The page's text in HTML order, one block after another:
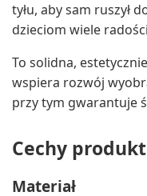
tyłu, aby sam ruszył
dzieciom wiele
To solidna,
wspiera rozwój
przy tym gwarantuje
Cechy
Materiał